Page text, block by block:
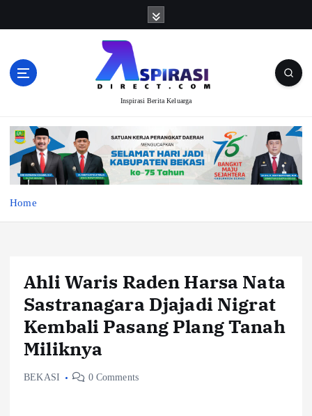
Inspirasi Berita Keluarga
Home
Ahli Waris Raden Harsa Nata
Sastranagara Djajadi Nigrat
Kembali Pasang Plang Tanah
Miliknya
BEKASI 0 Comments